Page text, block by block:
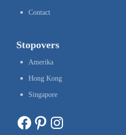
Contact
Stopovers
Amerika
Hong Kong
Singapore
Facebook Pinterest Instagram